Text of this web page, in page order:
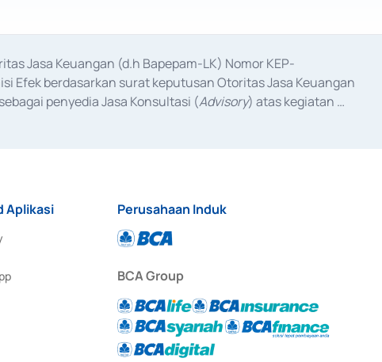
Jasa Keuangan (d.h Bapepam-LK) Nomor KEP-
Efek berdasarkan surat keputusan Otoritas Jasa Keuangan
penyedia Jasa Konsultasi (Advisory) atas kegiatan
Aplikasi Perusahaan Induk
BCA Group